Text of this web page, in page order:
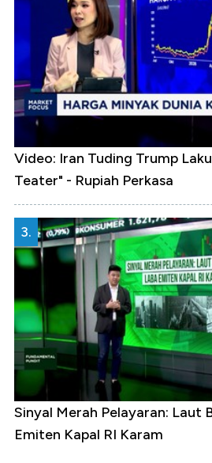
Video: Iran Tuding Trump
Teater" - Rupiah Perkasa
3.
Sinyal Merah Pelayaran: Laut
Emiten Kapal RI Karam